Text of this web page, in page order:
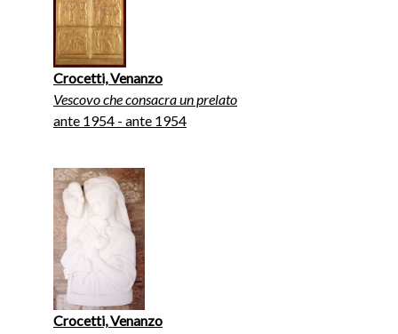
Crocetti, Venanzo
Vescovo che consacra un prelato
ante 1954 - ante 1954
Crocetti, Venanzo